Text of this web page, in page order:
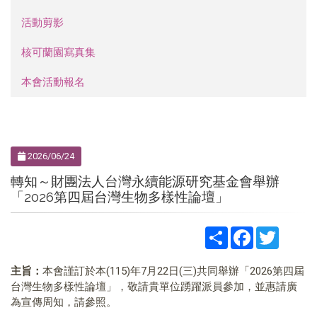
活動剪影
核可蘭園寫真集
本會活動報名
2026/06/24
轉知～財團法人台灣永續能源研究基金會舉辦
「2026第四屆台灣生物多樣性論壇」
Share Facebook
主旨： 本會謹訂於本(115)年7月22日(三)共同舉辦「2026第四屆
台灣生物多樣性論壇」，敬請貴單位踴躍派員參加，並惠請廣
為宣傳周知，請參照。